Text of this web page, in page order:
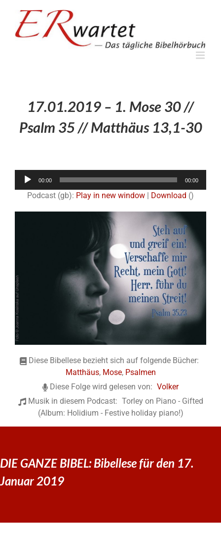
springen
17.01.2019 – 1. Mose 30 //
Psalm 35 // Matthäus 13,1-30
Audio-
00:00 00:00
Podcast (gb): Play in new window Download ()
Diese Bibellese bezieht sich auf folgende Bücher:
Matthäus, Mose, Psalmen
Diese Folge wird gelesen von: Volker
Musik in diesem Podcast: Torley on Piano - Gifted
(Album: Holidium - Festive holiday piano!)
DIE GANZE BIBEL: Bibellese für den 17.
Januar 2019